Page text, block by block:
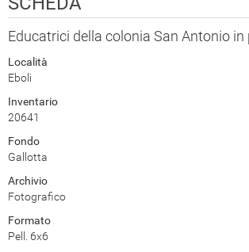
Educatrici della colonia San Antonio in
Località
Eboli
Inventario
20641
Fondo
Gallotta
Archivio
Fotografico
Formato
Pell. 6x6